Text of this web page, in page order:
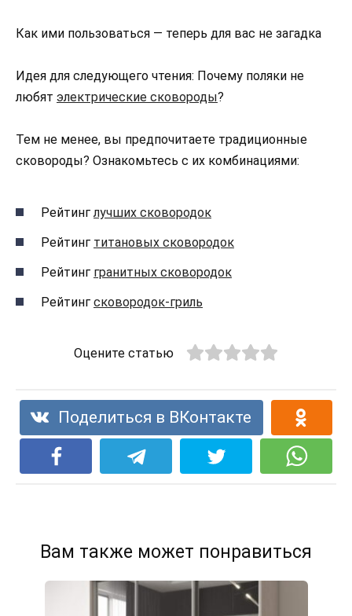
Как ими пользоваться — теперь для вас не загадка
Идея для следующего чтения: Почему поляки не
любят электрические сковороды?
Тем не менее, вы предпочитаете традиционные
сковороды? Ознакомьтесь с их комбинациями:
Рейтинг лучших сковородок
Рейтинг титановых сковородок
Рейтинг гранитных сковородок
Рейтинг сковородок-гриль
Оцените статью
Поделиться в ВКонтакте
Вам также может понравиться